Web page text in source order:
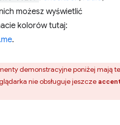
możesz wyświetlić
kolorów tutaj:
.
demonstracyjne poniżej mają
nie obsługuje jeszcze